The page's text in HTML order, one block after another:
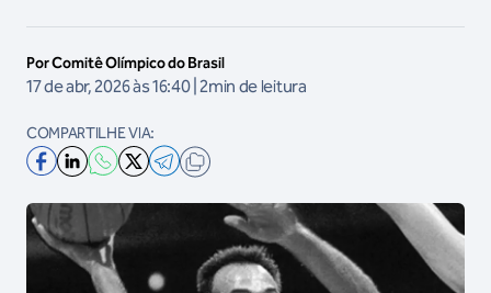
Por Comitê Olímpico do Brasil
17 de abr, 2026 às 16:40 | 2min de leitura
COMPARTILHE VIA: